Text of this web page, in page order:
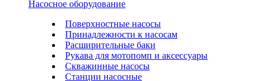
Насосное оборудование
Поверхностные насосы
Принадлежности к насосам
Расширительные баки
Рукава для мотопомп и аксессуары
Скважинные насосы
Станции насосные